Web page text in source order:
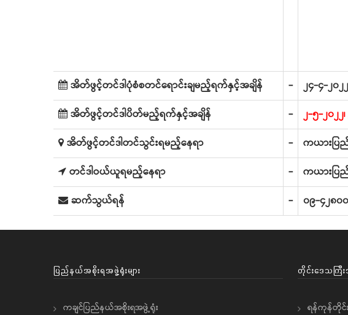
အိတ်ဖွင့်တင်ဒါပုံစံစတင်ရောင်းချမည့်ရက်နှင့်အချိန် -
၂၄-၄-၂၀၂
အိတ်ဖွင့်တင်ဒါပိတ်မည့်ရက်နှင့်အချိန်
-
၂-၅-၂၀၂၂
အိတ်ဖွင့်တင်ဒါတင်သွင်းရမည့်နေရာ
-
ကယားပြ
တင်ဒါဝယ်ယူရမည့်နေရာ
-
ကယားပြ
ဆက်သွယ်ရန်
- ၀၉-၄၂၈၀
ပြည်နယ်အစိုးရအဖွဲ့ရုံးများ
ကချင်ပြည်နယ်အစိုးရအဖွဲ့ရုံး
တိုင်းဒေသကြီး
ရန်ကုန်တိုင်